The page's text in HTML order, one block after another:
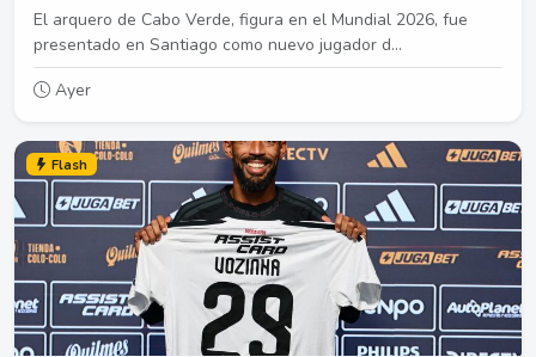
El arquero de Cabo Verde, figura en el Mundial 2026, fue
presentado en Santiago como nuevo jugador d...
Ayer
Flash